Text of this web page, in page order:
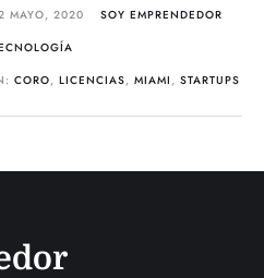
MAYO, 2020
SOY EMPRENDEDOR
CORO,LICENCIAS,MIAMI ,STARTUPS